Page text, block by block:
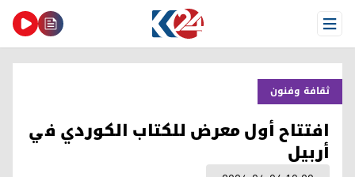
Open Menu
ثقافة وفنون
افتتاح أول معرض للكتاب الكوردي في
أربيل